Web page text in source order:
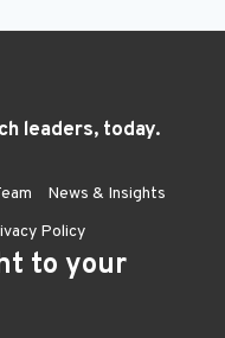
leaders, today.
News & Insights
Policy
to your